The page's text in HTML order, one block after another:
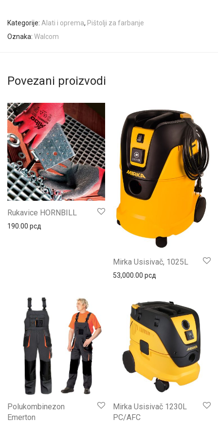
Kategorije: Alati i oprema, Pištolji za farbanje
Oznaka: Walcom
Povezani proizvodi
Rukavice HORNBILL
190.00 рсд
Mirka Usisivač, 1025L
53,000.00 рсд
Polukombinezon
Emerton
Mirka Usisivač 1230L
PC/AFC